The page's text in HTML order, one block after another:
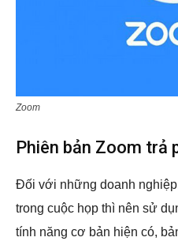
Zoom
Phiên bản Zoom trả
Đối với những doanh
trong cuộc họp thì nên sử
tính năng cơ bản hiện có,